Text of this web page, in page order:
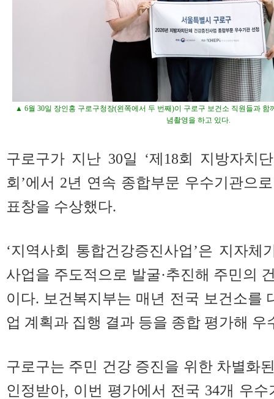
▲ 6월 30일 장인홍 구로구청장(왼쪽에서 두 번째)이 구로구 보건소 직원들과 함
념촬영을 하고 있다.
구로구가 지난 30일 ‘제18회 지방자치
회’에서 2년 연속 종합부문 우수기관으
표창을 수상했다.
‘지역사회 통합건강증진사업’은 지자
사업을 주도적으로 발굴·추진해 주민의
이다. 보건복지부는 매년 전국 보건소를
업 계획과 집행 결과 등을 종합 평가해
구로구는 주민 건강 증진을 위한 차별화
인정받아, 이번 평가에서 전국 34개 우